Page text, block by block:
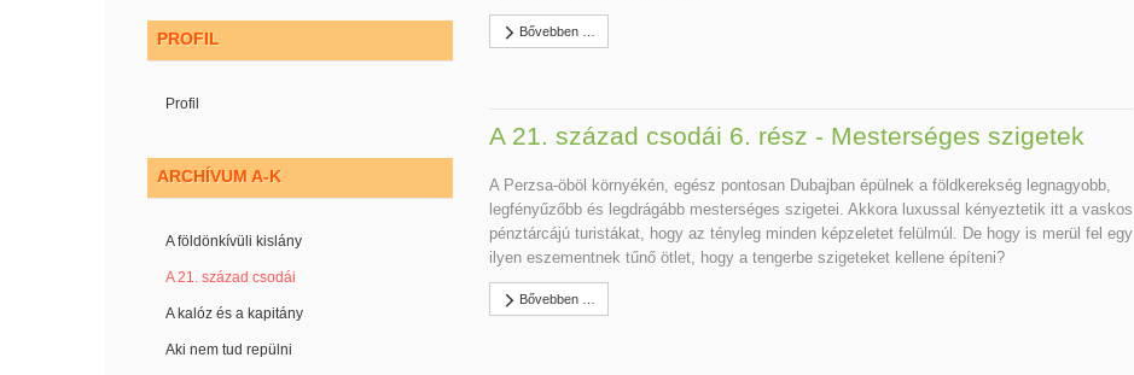
Bővebben …
A 21. század csodái 6. rész - Mesterséges szigetek
A Perzsa-öböl környékén, egész pontosan Dubajban épülnek a földkerekség legnagyobb,
legfényűzőbb és legdrágább mesterséges szigetei. Akkora luxussal kényeztetik itt a vaskos
pénztárcájú turistákat, hogy az tényleg minden képzeletet felülmúl. De hogy is merül fel egy
ilyen eszementnek tűnő ötlet, hogy a tengerbe szigeteket kellene építeni?
Bővebben …
PROFIL
Profil
ARCHÍVUM A-K
A földönkívüli kislány
A 21. század csodái
A kalóz és a kapitány
Aki nem tud repülni